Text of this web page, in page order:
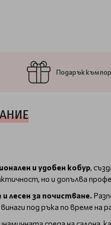
Подарък към
и удобен кобур,
но и допълва
лесен за почистване.
под ръка по време на